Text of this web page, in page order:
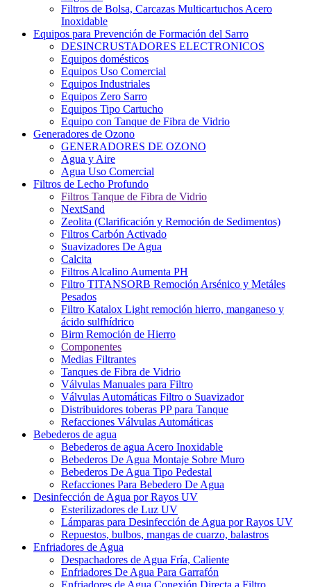
Filtros de Bolsa, Carcazas Multicartuchos Acero
Inoxidable
Equipos para Prevención de Formación del Sarro
DESINCRUSTADORES ELECTRONICOS
Equipos domésticos
Equipos Uso Comercial
Equipos Industriales
Equipos Zero Sarro
Equipos Tipo Cartucho
Equipo con Tanque de Fibra de Vidrio
Generadores de Ozono
GENERADORES DE OZONO
Agua y Aire
Agua Uso Comercial
Filtros de Lecho Profundo
Filtros Tanque de Fibra de Vidrio
NextSand
Zeolita (Clarificación y Remoción de Sedimentos)
Filtros Carbón Activado
Suavizadores De Agua
Calcita
Filtros Alcalino Aumenta PH
Filtro TITANSORB Remoción Arsénico y Metáles
Pesados
Filtro Katalox Light remoción hierro, manganeso y
ácido sulfhídrico
Birm Remoción de Hierro
Componentes
Medias Filtrantes
Tanques de Fibra de Vidrio
Válvulas Manuales para Filtro
Válvulas Automáticas Filtro o Suavizador
Distribuidores toberas PP para Tanque
Refacciones Válvulas Automáticas
Bebederos de agua
Bebederos de agua Acero Inoxidable
Bebederos De Agua Montaje Sobre Muro
Bebederos De Agua Tipo Pedestal
Refacciones Para Bebedero De Agua
Desinfección de Agua por Rayos UV
Esterilizadores de Luz UV
Lámparas para Desinfección de Agua por Rayos UV
Repuestos, bulbos, mangas de cuarzo, balastros
Enfriadores de Agua
Despachadores de Agua Fría, Caliente
Enfriadores De Agua Para Garrafón
Enfriadores de Agua Conexión Directa a Filtro